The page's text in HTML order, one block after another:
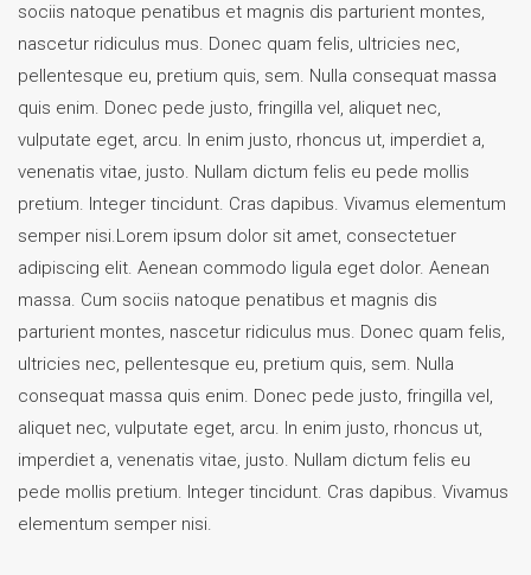
sociis natoque penatibus et magnis dis parturient montes,
nascetur ridiculus mus. Donec quam felis, ultricies nec,
pellentesque eu, pretium quis, sem. Nulla consequat massa
quis enim. Donec pede justo, fringilla vel, aliquet nec,
vulputate eget, arcu. In enim justo, rhoncus ut, imperdiet a,
venenatis vitae, justo. Nullam dictum felis eu pede mollis
pretium. Integer tincidunt. Cras dapibus. Vivamus elementum
semper nisi.Lorem ipsum dolor sit amet, consectetuer
adipiscing elit. Aenean commodo ligula eget dolor. Aenean
massa. Cum sociis natoque penatibus et magnis dis
parturient montes, nascetur ridiculus mus. Donec quam felis,
ultricies nec, pellentesque eu, pretium quis, sem. Nulla
consequat massa quis enim. Donec pede justo, fringilla vel,
aliquet nec, vulputate eget, arcu. In enim justo, rhoncus ut,
imperdiet a, venenatis vitae, justo. Nullam dictum felis eu
pede mollis pretium. Integer tincidunt. Cras dapibus. Vivamus
elementum semper nisi.